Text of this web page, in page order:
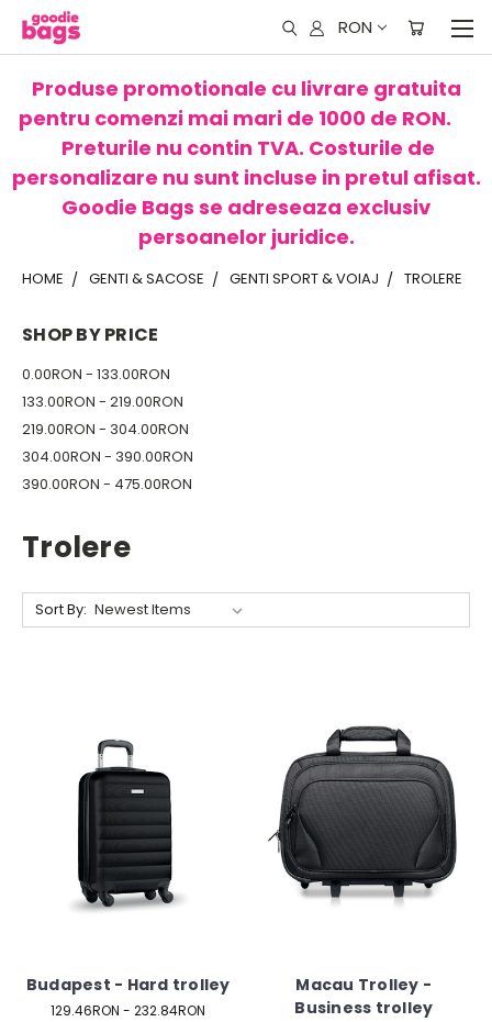
RON
Produse promotionale cu livrare gratuita
pentru comenzi mai mari de 1000 de RON.
Preturile nu contin TVA. Costurile de
personalizare nu sunt incluse in pretul afisat.
Goodie Bags se adreseaza exclusiv
persoanelor juridice.
HOME GENTI & SACOSE GENTI SPORT & VOIAJ TROLERE
SHOP BY PRICE
0.00RON - 133.00RON
133.00RON - 219.00RON
219.00RON - 304.00RON
304.00RON - 390.00RON
390.00RON - 475.00RON
Trolere
Sort By:
Budapest - Hard trolley
129.46RON - 232.84RON
Macau Trolley -
Business trolley